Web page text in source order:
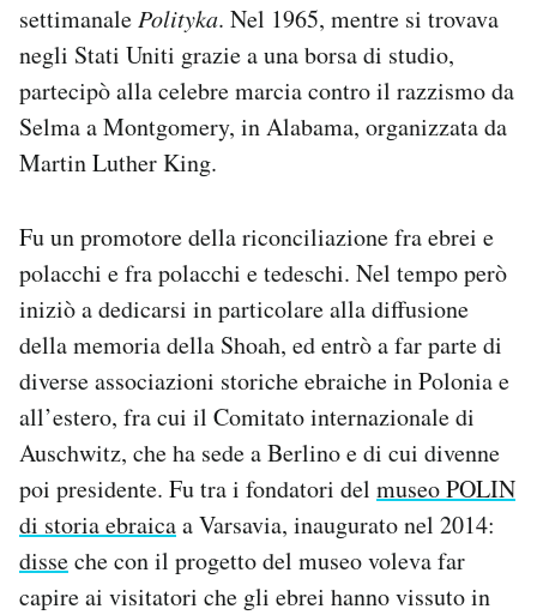
settimanalePolityka. Nel 1965, mentre si trovava
negli Stati Uniti grazie a una borsa di studio,
partecipò alla celebre marcia contro il razzismo da
Selma a Montgomery, in Alabama, organizzata da
Martin Luther King.
Fu un promotore della riconciliazione fra ebrei e
polacchi e fra polacchi e tedeschi. Nel tempo però
iniziò a dedicarsi in particolare alla diffusione
della memoria della Shoah, ed entrò a far parte di
diverse associazioni storiche ebraiche in Polonia e
all’estero, fra cui il Comitato internazionale di
Auschwitz, che ha sede a Berlino e di cui divenne
poi presidente. Fu tra i fondatori del museo POLIN
di storia ebraicaa Varsavia, inaugurato nel 2014:
disseche con il progetto del museo voleva far
capire ai visitatori che gli ebrei hanno vissuto in